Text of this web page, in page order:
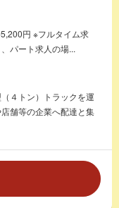
円 ※フルタイム求
パート求人の場...
４トン）トラックを運
舗等の企業へ配達と集